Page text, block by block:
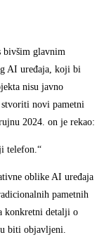
bivšim glavnim
AI uređaja, koji bi
nisu javno
novi pametni
2024. on je rekao:
telefon.“
oblike AI uređaja
pametnih
konkretni detalji o
biti objavljeni.